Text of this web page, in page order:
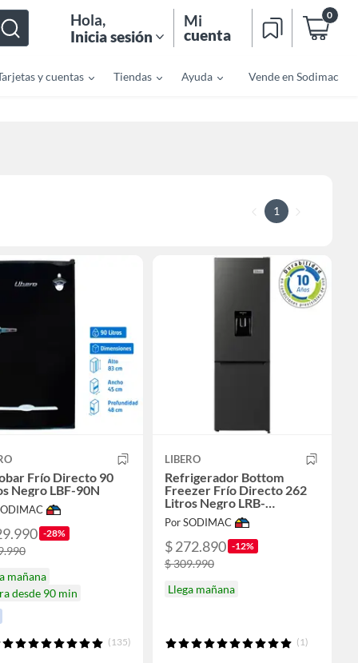
Hola,
Inicia sesión
Mi
cuenta
0
y cuentas Tiendas Ayuda Vende en Sodimac
1
Frío Directo 90
Negro LBF-90N
-28%
mañana
desde 90 min
(135)
LIBERO
Refrigerador Bottom
Freezer Frío Directo 262
Litros Negro LRB-
270SDNW
Por SODIMAC
$ 272.890 -12%
$ 309.990
Llega mañana
(1)